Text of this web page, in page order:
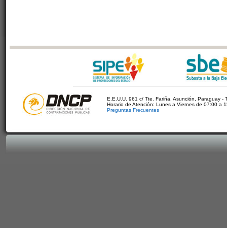
E.E.U.U. 961 c/ Tte. Fariña. Asunción, Paraguay -
Horario de Atención: Lunes a Viernes de 07:00 a
Preguntas Frecuentes